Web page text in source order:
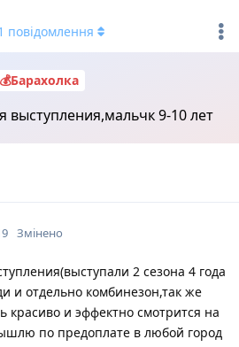
💰Барахолка
9-10 лет
повідомлення
Змінено
2 сезона 4 года
и отдельно комбинезон,так же
красиво и эффектно смотрится на
по предоплате в любой город